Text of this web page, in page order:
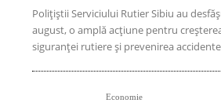
Polițiștii Serviciului Rutier Sibiu au
august, o amplă acțiune pentru
siguranței rutiere și prevenirea
Economie